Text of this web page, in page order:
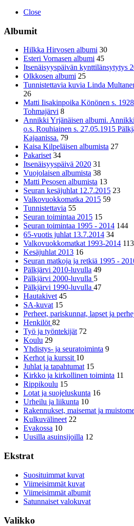
Close
Albumit
Hilkka Hirvosen albumi 30
Esteri Vornasen albumi 45
Itsenäisyyspäivän kynttilänsytytys
Olkkosen albumi 25
Tunnistettavia kuvia Linda
26
Matti Iisakinpoika Könönen s.
Tohmajärvi 8
Annikki Yrjänäisen albumi.
o.s. Rouhiainen s. 27.05.1915
Kajaanissa. 79
Kaisa Kilpeläisen albumista 27
Pakariset 34
Itsenäisyyspäivä 2020 31
Vuojolaisen albumista 38
Matti Pesosen albumista 13
Seuran kesäjuhlat 12.7.2015 23
Valkovuokkomatka 2015 59
Tunnistettavia 55
Seuran toimintaa 2015 15
Seuran toimintaa 1995 - 2014 144
65-vuotis juhlat 13.7.2014 34
Valkovuokkomatkat 1993-2014 113
Kesäjuhlat 2013 16
Seuran matkoja ja retkiä 1995 -
Pälkjärvi 2010-luvulla 49
Pälkjärvi 2000-luvulla 5
Pälkjärvi 1990-luvulla 47
Hautakivet 45
SA-kuvat 15
Perheet, pariskunnat, lapset ja
Henkilöt82
Työ ja työntekijät 72
Koulu 29
Yhdistys- ja seuratoiminta 9
Kerhot ja kurssit 10
Juhlat ja tapahtumat 15
Kirkko ja kirkollinen toiminta 11
Rippikoulu 15
Lotat ja suojeluskunta 16
Urheilu ja liikunta 10
Rakennukset, maisemat ja
Kulkuvälineet 22
Evakossa 10
Uusilla asuinsijoilla 12
Ekstrat
Suosituimmat kuvat
Viimeisimmät kuvat
Viimeisimmät albumit
Satunnaiset valokuvat
Valikko